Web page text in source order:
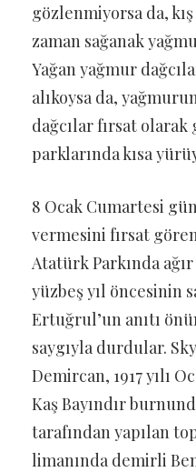
gözlenmiyorsa da,
zaman sağanak
Yağan yağmur
alıkoysa da,
dağcılar fırsat
parklarında kısa
8 Ocak Cumartesi
vermesini fırsat
Atatürk Parkında
yüzbeş yıl öncesinin
Ertuğrul’un anıtı
saygıyla durdular.
Demircan, 1917 yılı
Kaş Bayındır
tarafından yapılan
limanında demirli